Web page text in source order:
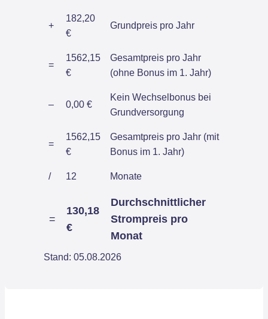
+
182,20
€
Grundpreis pro Jahr
=
1562,15
€
Gesamtpreis pro Jahr
(ohne Bonus im 1. Jahr)
– 0,00 €
Kein Wechselbonus bei
Grundversorgung
=
1562,15
€
Gesamtpreis pro Jahr (mit
Bonus im 1. Jahr)
/ 12 Monate
=
130,18
€
Durchschnittlicher
Strompreis pro
Monat
Stand: 05.08.2026